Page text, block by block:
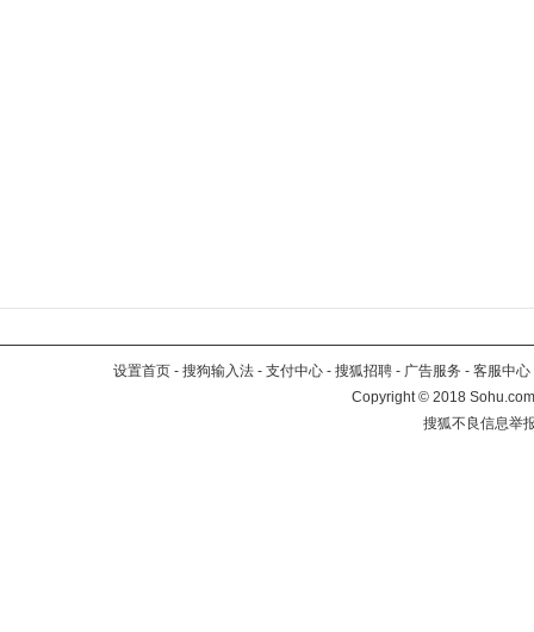
设置首页 - 搜狗输入法 - 支付中心 - 搜狐招聘 - 广告服务 - 客服中心
Copyright©2018
搜狐不良信息举